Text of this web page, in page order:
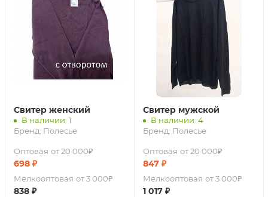
Свитер женский
В наличии: 1
Бренд: Полесье
Оптовая от 20 000₽
698 ₽
Мелкооптовая от 3 000₽
838 ₽
Свитер мужской
В наличии: 4
Бренд: Полесье
Оптовая от 20 000₽
847 ₽
Мелкооптовая от 3 000₽
1 017 ₽